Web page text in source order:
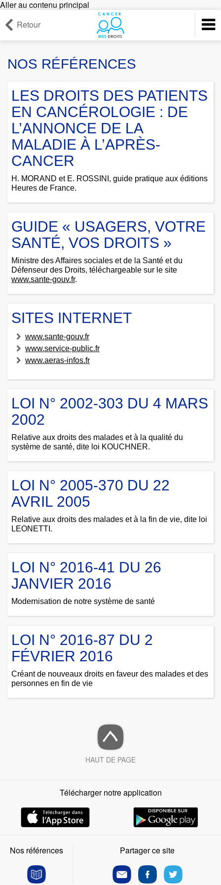
Aller au contenu principal
Retour
NOS RÉFÉRENCES
LES DROITS DES PATIENTS
EN CANCÉROLOGIE : DE
L’ANNONCE DE LA
MALADIE À L’APRÈS-
CANCER
H. MORAND et E. ROSSINI, guide pratique aux éditions
Heures de France.
GUIDE « USAGERS, VOTRE
SANTÉ, VOS DROITS »
Ministre des Affaires sociales et de la Santé et du
Défenseur des Droits, téléchargeable sur le site
www.sante-gouv.fr.
SITES INTERNET
www.sante-gouv.fr
www.service-public.fr
www.aeras-infos.fr
LOI N° 2002-303 DU 4 MARS
2002
Relative aux droits des malades et à la qualité du
système de santé, dite loi KOUCHNER.
LOI N° 2005-370 DU 22
AVRIL 2005
Relative aux droits des malades et à la fin de vie, dite loi
LEONETTI.
LOI N° 2016-41 DU 26
JANVIER 2016
Modernisation de notre système de santé
LOI N° 2016-87 DU 2
FÉVRIER 2016
Créant de nouveaux droits en faveur des malades et des
personnes en fin de vie
HAUT DE PAGE
Télécharger notre application
Nos références Partager ce site